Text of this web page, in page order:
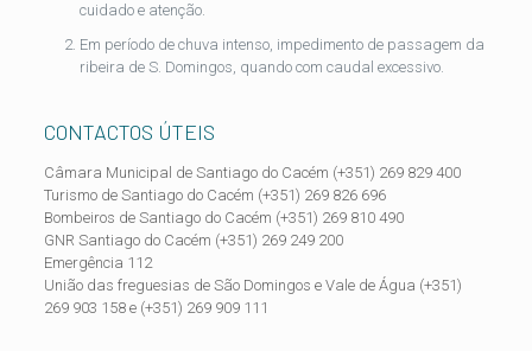
cuidado e atenção.
Em período de chuva intenso, impedimento de passagem da
ribeira de S. Domingos, quando com caudal excessivo.
CONTACTOS ÚTEIS
Câmara Municipal de Santiago do Cacém (+351) 269 829 400
Turismo de Santiago do Cacém (+351) 269 826 696
Bombeiros de Santiago do Cacém (+351) 269 810 490
GNR Santiago do Cacém (+351) 269 249 200
Emergência 112
União das freguesias de São Domingos e Vale de Água (+351)
269 903 158 e (+351) 269 909 111